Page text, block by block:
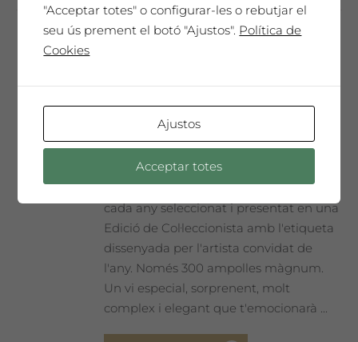
65,00€
SAÓ EXPRESSIU 2012
Un homenatge únic. El nostre millor vi,
cada any seleccionat i presentat en una
Edició de Col·leccionista amb l'etiqueta
dissenyada per l'artista convidat de
l'any. Només 300 ampolles màgnum.
Un vi especial, sorprenent, molt
complex i elegant que t'emocionarà ...
"Acceptar totes" o configurar-les o rebutjar el
seu ús prement el botó "Ajustos". Política de
Cookies
Ajustos
Acceptar totes